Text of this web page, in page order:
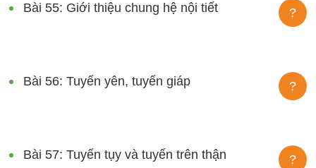
Bài 55: Giới thiệu chung hệ nội tiết ?
Bài 56: Tuyến yên, tuyến giáp ?
Bài 57: Tuyến tụy và tuyến trên thận ?